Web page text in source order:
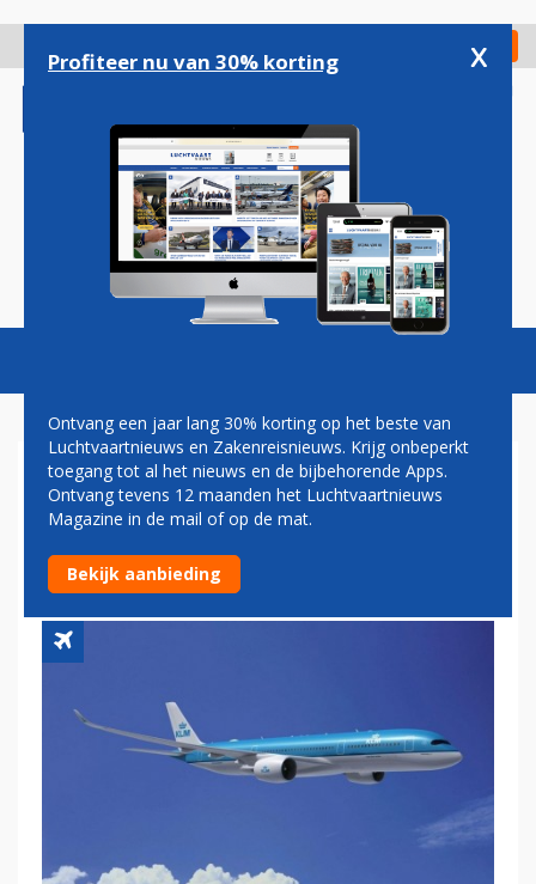
gaan
Check in
Magazine Podcasts Vacatures
DEFINITIEF GEEN AIRBUS
A350'S VOOR KLM; MEER
BOEING 787'S
Profiteer nu van 30% korting x
Ontvang een jaar lang 30% korting op het beste van
Luchtvaartnieuws en Zakenreisnieuws. Krijg onbeperkt
toegang tot al het nieuws en de bijbehorende Apps.
Ontvang tevens 12 maanden het Luchtvaartnieuws
Magazine in de mail of op de mat.
Bekijk aanbieding